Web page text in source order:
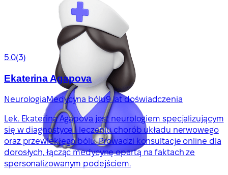
5.0(3)
Ekaterina Agapova
NeurologiaMedycyna bólu9 lat doświadczenia
Lek. Ekaterina Agapova jest neurologiem specjalizującym
się w diagnostyce i leczeniu chorób układu nerwowego
oraz przewlekłego bólu. Prowadzi konsultacje online dla
dorosłych, łącząc medycynę opartą na faktach ze
spersonalizowanym podejściem.